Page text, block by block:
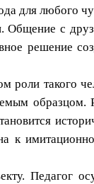
для любого
Общение с
решение
роли такого
к